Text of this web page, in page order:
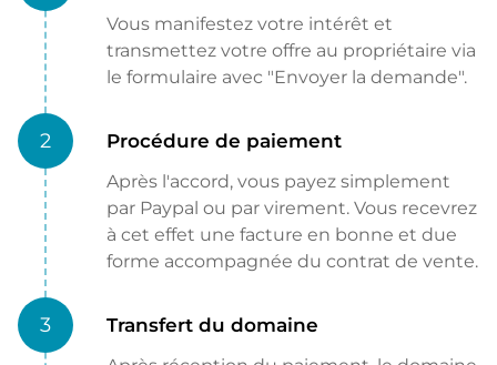
Vous manifestez votre intérêt et
transmettez votre offre au propriétaire via
le formulaire avec "Envoyer la demande".
2 Procédure de paiement
Après l'accord, vous payez simplement
par Paypal ou par virement. Vous recevrez
à cet effet une facture en bonne et due
forme accompagnée du contrat de vente.
3 Transfert du domaine